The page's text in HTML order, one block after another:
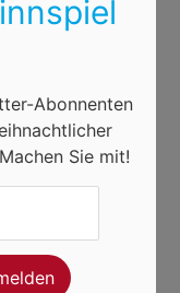
Abonnenten
Sie mit!